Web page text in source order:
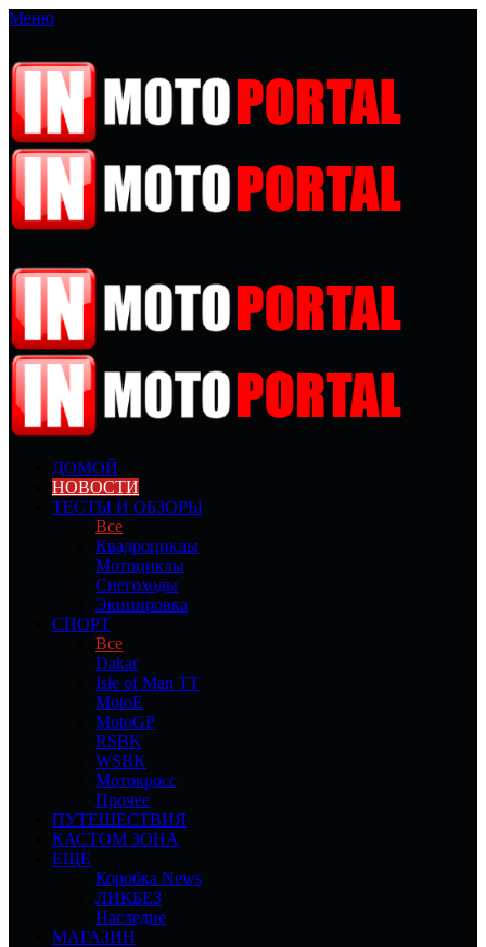
Меню
ДОМОЙ
НОВОСТИ
ТЕСТЫ И ОБЗОРЫ
Все
Квадроциклы
Мотоциклы
Снегоходы
Экипировка
СПОРТ
Все
Dakar
Isle of Man TT
MotoE
MotoGP
RSBK
WSBK
Мотокросс
Прочее
ПУТЕШЕСТВИЯ
КАСТОМ ЗОНА
ЕЩЕ
Коробка News
ЛИКБЕЗ
Наследие
МАГАЗИН